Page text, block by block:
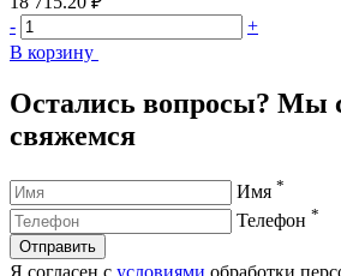
-
+
В корзину
Остались вопросы? Мы
свяжемся
Имя *
Телефон *
Отправить